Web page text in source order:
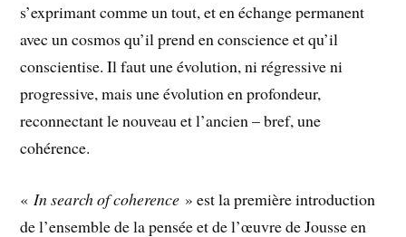
s’exprimant comme un tout, et en échange permanent
avec un cosmos qu’il prend en conscience et qu’il
conscientise. Il faut une évolution, ni régressive ni
progressive, mais une évolution en profondeur,
reconnectant le nouveau et l’ancien – bref, une
cohérence.
«In search of coherence » est la première introduction
de l’ensemble de la pensée et de l’œuvre de Jousse en